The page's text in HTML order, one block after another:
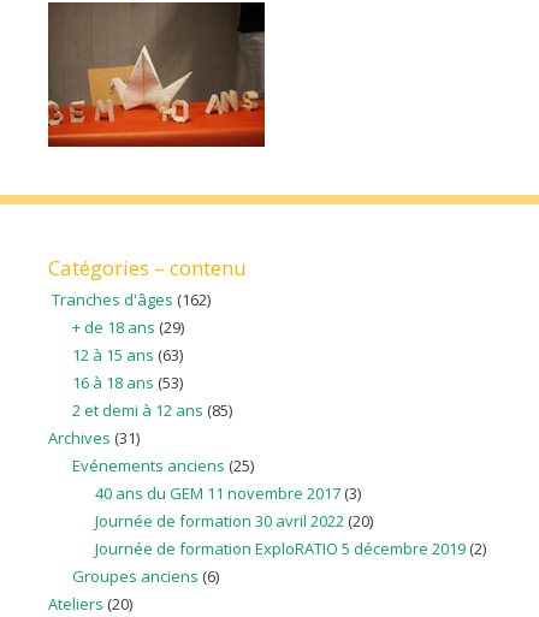
Catégories – contenu
Tranches d'âges (162)
+ de 18 ans (29)
12 à 15 ans (63)
16 à 18 ans (53)
2 et demi à 12 ans (85)
Archives (31)
Evénements anciens (25)
40 ans du GEM 11 novembre 2017 (3)
Journée de formation 30 avril 2022 (20)
Journée de formation ExploRATIO 5 décembre 2019 (2)
Groupes anciens (6)
Ateliers (20)